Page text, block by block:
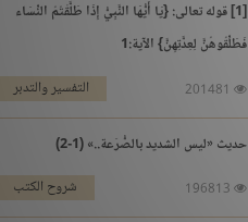
[1] قوله تعالى: {يَا أَيُّهَا النَّبِيُّ إِذَا طَلَّقْتُمُ النِّسَاء
فَطَلِّقُوهُنَّ لِعِدَّتِهِنَّ} الآية:1
التفسير والتدبر
حديث «ليس الشديد بالصُّرَعة..» (1-2)
شروح الكتب